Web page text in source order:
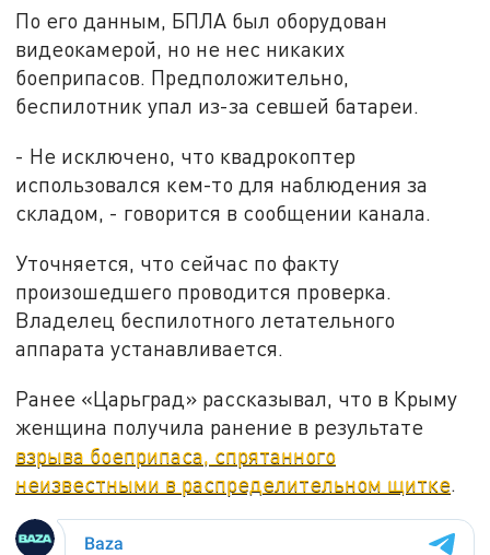
По его данным, БПЛА был оборудован
видеокамерой, но не нес никаких
боеприпасов. Предположительно,
беспилотник упал из-за севшей батареи.
- Не исключено, что квадрокоптер
использовался кем-то для наблюдения за
складом, - говорится в сообщении канала.
Уточняется, что сейчас по факту
произошедшего проводится проверка.
Владелец беспилотного летательного
аппарата устанавливается.
Ранее «Царьград» рассказывал, что в Крыму
женщина получила ранение в результате
взрыва боеприпаса, спрятанного
неизвестными в распределительном щитке